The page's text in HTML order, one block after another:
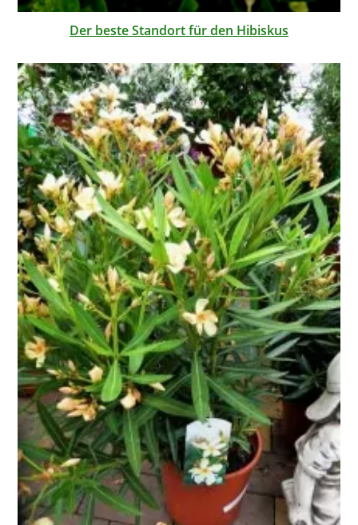
Der beste Standort für den Hibiskus